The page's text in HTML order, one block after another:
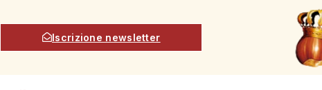
Iscrizione newsletter